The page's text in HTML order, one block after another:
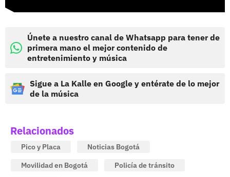
Únete a nuestro canal de Whatsapp para tener de
primera mano el mejor contenido de
entretenimiento y música
Sigue a La Kalle en Google y entérate de lo mejor
de la música
Relacionados
Pico y Placa
Noticias Bogotá
Movilidad en Bogotá
Policía de tránsito